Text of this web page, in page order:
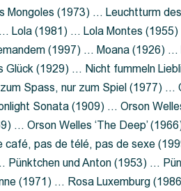
Mongoles (1973) … Leuchtturm
Lola (1981) … Lola Montes
(1997) … Moana (1926)
Glück (1929) … Nicht fummeln
Spass, nur zum Spiel (1977)
Sonata (1909) … Orson
… Orson Welles ‘The Deep’
café, pas de télé, pas de sexe
und Anton (1953) …
(1971) … Rosa Luxemburg